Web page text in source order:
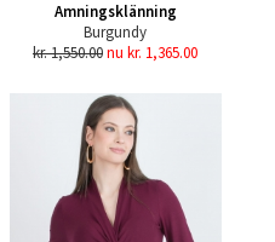
Amningsklänning
Burgundy
kr. 1,550.00nu kr. 1,365.00